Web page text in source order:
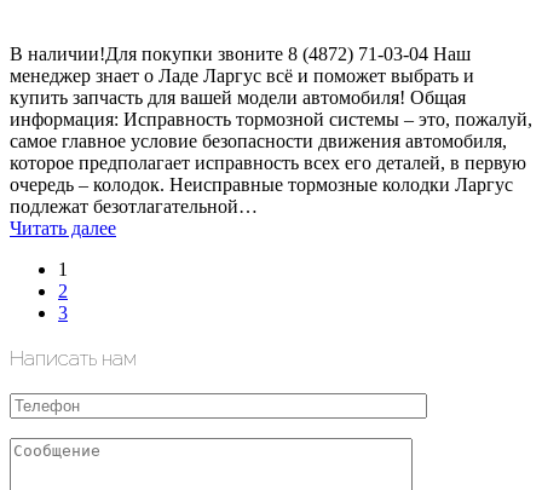
В наличии!Для покупки звоните 8 (4872) 71-03-04 Наш
менеджер знает о Ладе Ларгус всё и поможет выбрать и
купить запчасть для вашей модели автомобиля! Общая
информация: Исправность тормозной системы – это, пожалуй,
самое главное условие безопасности движения автомобиля,
которое предполагает исправность всех его деталей, в первую
очередь – колодок. Неисправные тормозные колодки Ларгус
подлежат безотлагательной…
Читать далее
1
2
3
Написать нам